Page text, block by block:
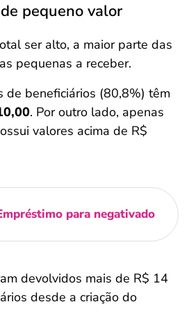
pequeno valor
ser alto, a maior parte das
pequenas a receber.
de beneficiários (80,8%) têm
. Por outro lado, apenas
valores acima de R$
para negativado
devolvidos mais de R$ 14
desde a criação do